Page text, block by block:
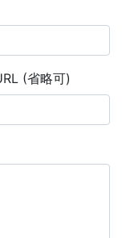
(省略可)